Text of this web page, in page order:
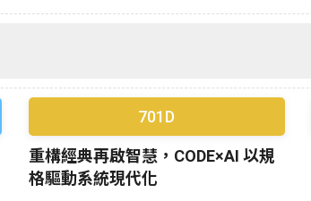
701D
重構經典再啟智慧，CODE×AI 以規
格驅動系統現代化